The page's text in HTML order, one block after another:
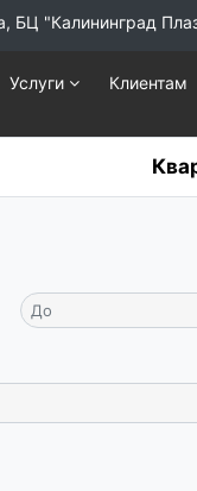
БЦ "Калининград
Услуги Клиентам